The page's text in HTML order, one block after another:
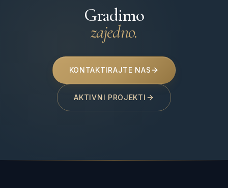
Gradimo
zajedno.
KONTAKTIRAJTE NAS
AKTIVNI PROJEKTI